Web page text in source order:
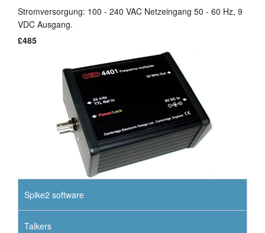
Stromversorgung: 100 - 240 VAC Netzeingang 50 - 60 Hz, 9
VDC Ausgang.
£485
Spike2 software
Talkers